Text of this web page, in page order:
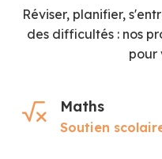
Réviser, planifier,
des difficultés : nos
pour
Maths
Soutien